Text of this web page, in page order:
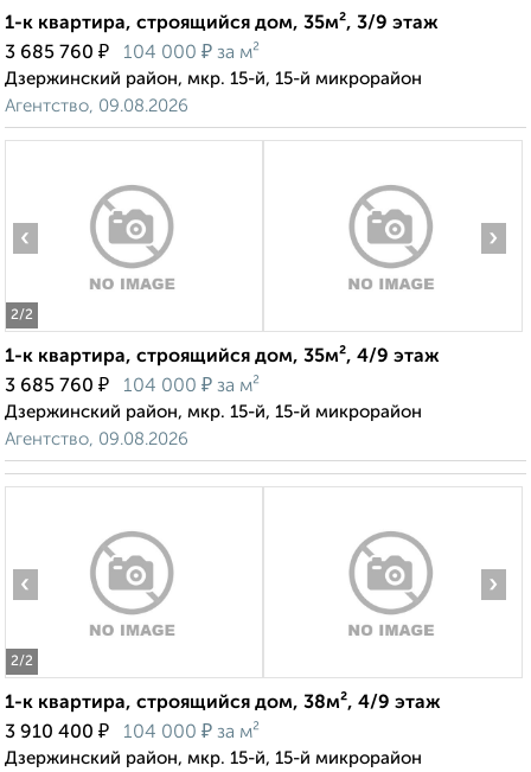
1-к квартира, строящийся дом, 35м², 3/9 этаж
3 685 760 ₽ 104 000 ₽ за м²
Дзержинский район, мкр. 15-й, 15-й микрорайон
Агентство, 09.08.2026
2/2
‹ ›
1-к квартира, строящийся дом, 35м², 4/9 этаж
3 685 760 ₽ 104 000 ₽ за м²
Дзержинский район, мкр. 15-й, 15-й микрорайон
Агентство, 09.08.2026
2/2
‹ ›
1-к квартира, строящийся дом, 38м², 4/9 этаж
3 910 400 ₽ 104 000 ₽ за м²
Дзержинский район, мкр. 15-й, 15-й микрорайон